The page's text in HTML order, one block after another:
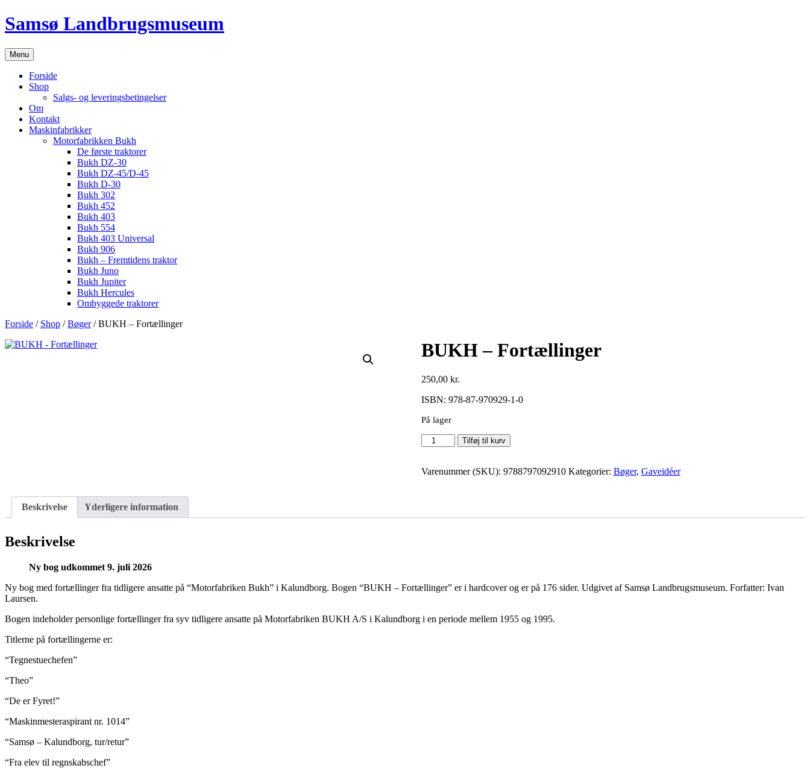
Hop
til
Samsø Landbrugsmuseum
Menu
Forside
Shop
Salgs- og leveringsbetingelser
Om
Kontakt
Maskinfabrikker
Motorfabrikken Bukh
De første traktorer
Bukh DZ-30
Bukh DZ-45/D-45
Bukh D-30
Bukh 302
Bukh 452
Bukh 403
Bukh 554
Bukh 403 Universal
Bukh 906
Bukh – Fremtidens traktor
Bukh Juno
Bukh Jupiter
Bukh Hercules
Ombyggede traktorer
Forside / Shop /Bøger/ BUKH – Fortællinger
BUKH – Fortællinger
250,00 kr.
ISBN: 978-87-970929-1-0
På lager
BUKH
-
antal
Tilføj til kurv
Varenummer (SKU): 9788797092910 Kategorier: Bøger, Gaveidéer
Beskrivelse Yderligere information
Beskrivelse
Ny bog udkommet 9. juli 2026
Ny bog med fortællinger fra tidligere ansatte på “Motorfabriken Bukh” i Kalundborg. Bogen “BUKH – Fortællinger” er i hardcover og er på 176 sider. Udgivet af Samsø Landbrugsmuseum. Forfatter: Ivan
Laursen.
Bogen indeholder personlige fortællinger fra syv tidligere ansatte på Motorfabriken BUKH A/S i Kalundborg i en periode mellem 1955 og 1995.
Titlerne på fortællingerne er:
“Tegnestuechefen”
“Theo”
“De er Fyret!”
“Maskinmesteraspirant nr. 1014”
“Samsø – Kalundborg, tur/retur”
“Fra elev til regnskabschef”